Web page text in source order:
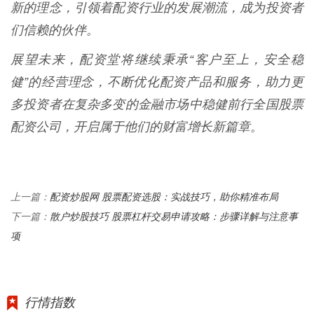
新的理念，引领着配资行业的发展潮流，成为投资者
们信赖的伙伴。
展望未来，配资堂将继续秉承“客户至上，安全稳
健”的经营理念，不断优化配资产品和服务，助力更
多投资者在复杂多变的金融市场中稳健前行全国股票
配资公司，开启属于他们的财富增长新篇章。
上一篇： 配资炒股网 股票配资选股：实战技巧，助你精准布局
下一篇： 散户炒股技巧 股票杠杆交易申请攻略：步骤详解与注意事
项
行情指数